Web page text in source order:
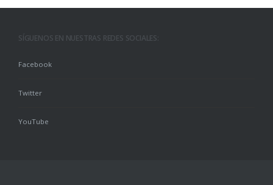
SÍGUENOS EN NUESTRAS REDES SOCIALES:
Facebook
Twitter
YouTube